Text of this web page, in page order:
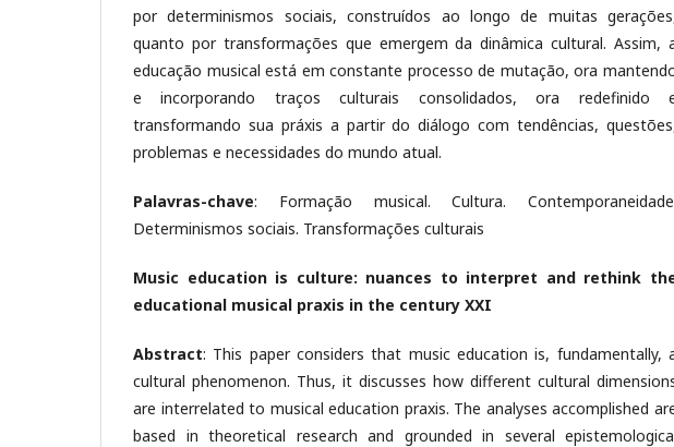
por determinismos sociais, construídos ao longo de muitas
quanto por transformações que emergem da dinâmica cultural. Assim,
educação musical está em constante processo de mutação, ora
e incorporando traços culturais consolidados, ora redefinido
transformando sua práxis a partir do diálogo com tendências,
problemas e necessidades do mundo atual.
Palavras-chave: Formação musical. Cultura.
Determinismos sociais. Transformações culturais
Music education is culture: nuances to interpret and rethink
educational musical praxis in the century XXI
Abstract: This paper considers that music education is, fundamentally,
cultural phenomenon. Thus, it discusses how different cultural
are interrelated to musical education praxis. The analyses accomplished
based in theoretical research and grounded in several